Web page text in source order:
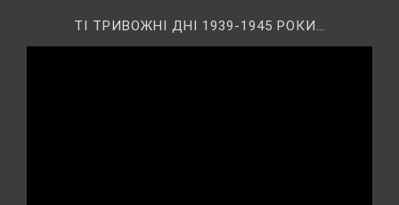
ТІ ТРИВОЖНІ ДНІ 1939-1945 РОКИ…